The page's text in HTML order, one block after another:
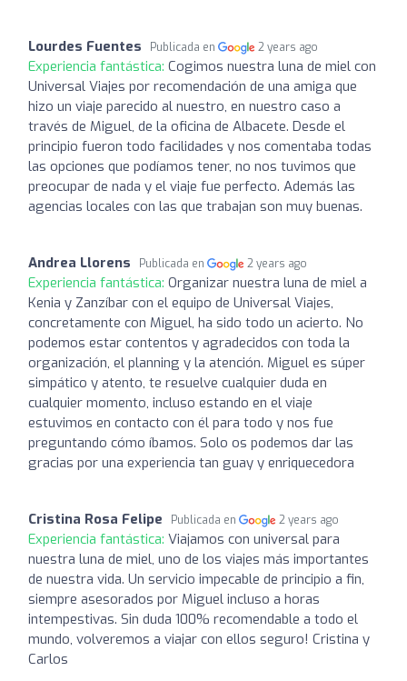
Lourdes Fuentes Publicada en 2 years ago
Experiencia fantástica: Cogimos nuestra luna de miel con
Universal Viajes por recomendación de una amiga que
hizo un viaje parecido al nuestro, en nuestro caso a
través de Miguel, de la oficina de Albacete. Desde el
principio fueron todo facilidades y nos comentaba todas
las opciones que podíamos tener, no nos tuvimos que
preocupar de nada y el viaje fue perfecto. Además las
agencias locales con las que trabajan son muy buenas.
Andrea Llorens Publicada en 2 years ago
Experiencia fantástica: Organizar nuestra luna de miel a
Kenia y Zanzíbar con el equipo de Universal Viajes,
concretamente con Miguel, ha sido todo un acierto. No
podemos estar contentos y agradecidos con toda la
organización, el planning y la atención. Miguel es súper
simpático y atento, te resuelve cualquier duda en
cualquier momento, incluso estando en el viaje
estuvimos en contacto con él para todo y nos fue
preguntando cómo íbamos. Solo os podemos dar las
gracias por una experiencia tan guay y enriquecedora
Cristina Rosa Felipe Publicada en 2 years ago
Experiencia fantástica: Viajamos con universal para
nuestra luna de miel, uno de los viajes más importantes
de nuestra vida. Un servicio impecable de principio a fin,
siempre asesorados por Miguel incluso a horas
intempestivas. Sin duda 100% recomendable a todo el
mundo, volveremos a viajar con ellos seguro! Cristina y
Carlos